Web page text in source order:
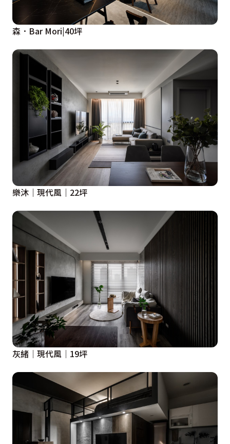
森．Bar Mori|40坪
樂沐｜現代風｜22坪
灰緒│現代風│19坪